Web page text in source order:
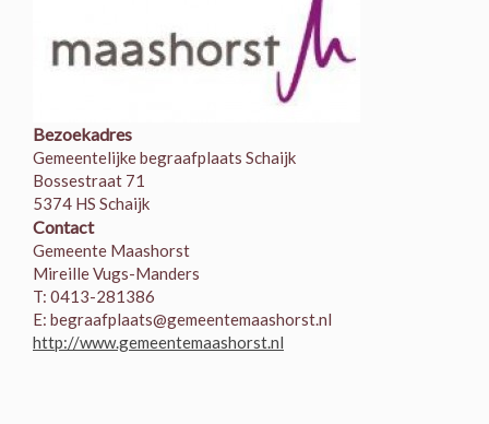
Bezoekadres
Gemeentelijke begraafplaats Schaijk
Bossestraat 71
5374 HS Schaijk
Contact
Gemeente Maashorst
Mireille Vugs-Manders
T: 0413-281386
E: begraafplaats@gemeentemaashorst.nl
http://www.gemeentemaashorst.nl